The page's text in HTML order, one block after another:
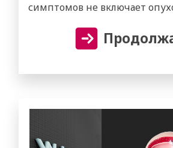
симптомов не включает